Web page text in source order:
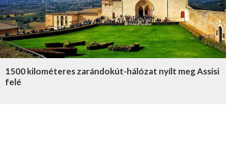
1500 kilométeres zarándokút-hálózat nyílt meg Assisi
felé